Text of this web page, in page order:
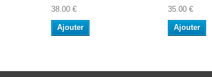
38.00 €
Ajouter
35.00 €
Ajouter